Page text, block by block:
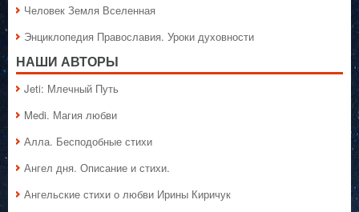
Человек Земля Вселенная
Энциклопедия Православия. Уроки духовности
НАШИ АВТОРЫ
Jeti: Млечный Путь
Medi. Магия любви
Алла. Бесподобные стихи
Ангел дня. Описание и стихи.
Ангельские стихи о любви Ирины Киричук